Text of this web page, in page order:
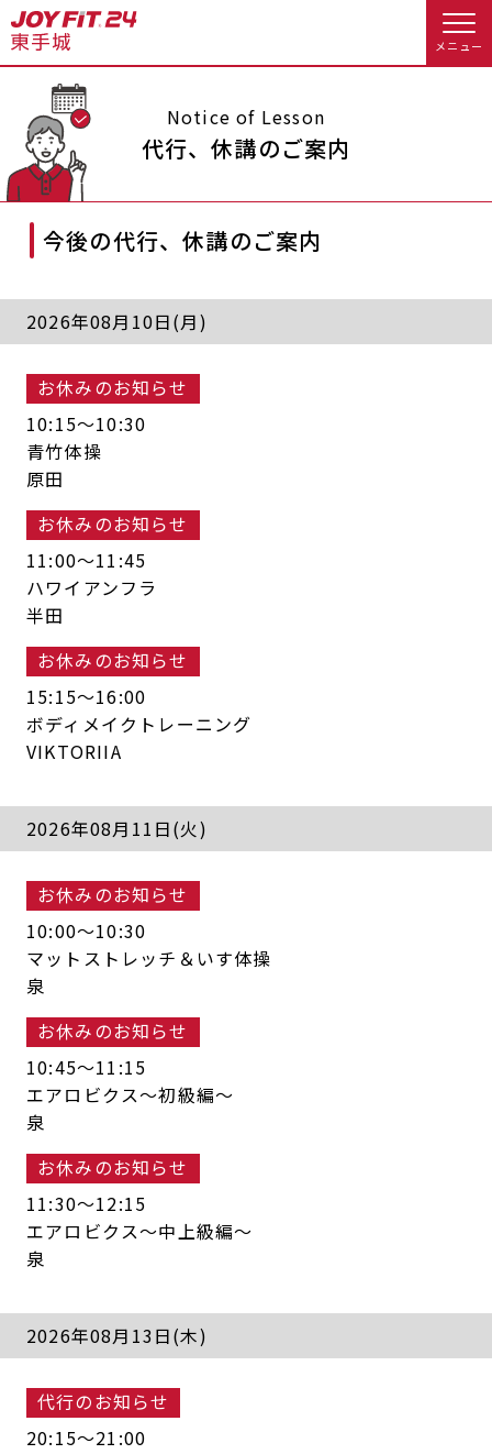
メニュー
店舗トップ
会員の方へトップ
会員様へのお知らせ スタジオプログラム情報
アクセス
よくあるご質問
入会するトップ
Appで入会手続き料金・サービス等詳しく見る
入会を悩まれている方へトップ
キャンペーン
アクセス
見学・体験
店舗へのお問い合わせ
JOYFIT総合トップ
JOYFIT+
Notice of Lesson
代行、休講のご案内
今後の代行、休講のご案内
2026年08月10日(月)
お休みのお知らせ
10:15〜10:30
青竹体操
原田
お休みのお知らせ
11:00〜11:45
ハワイアンフラ
半田
お休みのお知らせ
15:15〜16:00
ボディメイクトレーニング
VIKTORIIA
2026年08月11日(火)
お休みのお知らせ
10:00〜10:30
マットストレッチ＆いす体操
泉
お休みのお知らせ
10:45〜11:15
エアロビクス～初級編～
泉
お休みのお知らせ
11:30〜12:15
エアロビクス～中上級編～
泉
2026年08月13日(木)
代行のお知らせ
20:15〜21:00